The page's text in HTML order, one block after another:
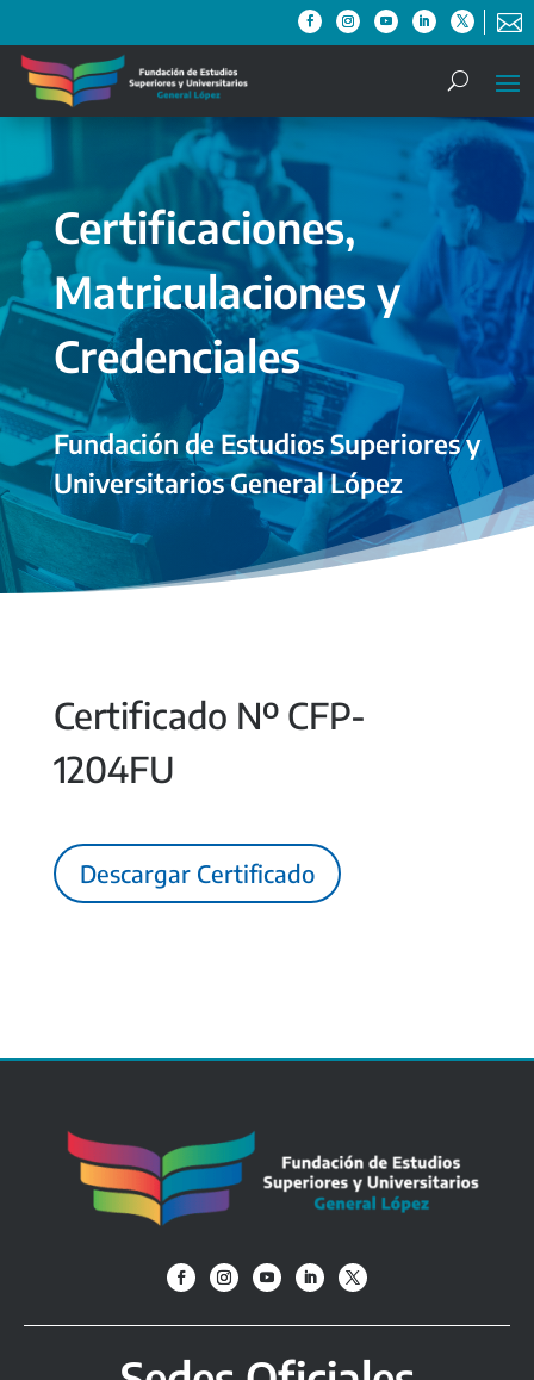

Certificaciones,
Matriculaciones y
Credenciales
Fundación de Estudios Superiores y
Universitarios General López
Certificado Nº CFP-
1204FU
Descargar Certificado